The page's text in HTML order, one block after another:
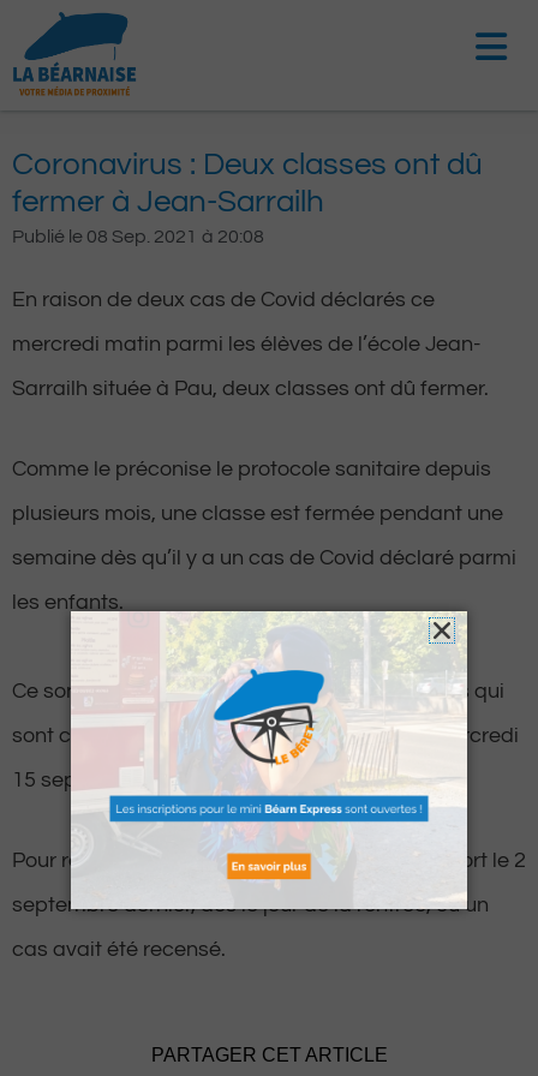
contenu
Coronavirus : Deux classes ont dû
fermer à Jean-Sarrailh
Publié le 08 Sep. 2021 à 20:08
En raison de deux cas de Covid déclarés ce
mercredi matin parmi les élèves de l’école Jean-
Sarrailh située à Pau, deux classes ont dû fermer.
Comme le préconise le protocole sanitaire depuis
plusieurs mois, une classe est fermée pendant une
semaine dès qu’il y a un cas de Covid déclaré parmi
les enfants.
Ce sont donc une bonne quarantaine d’écoliers qui
sont contraints de rester chez eux jusqu’au mercredi
15 septembre prochain.
Pour rappel, les Lilas ont eu le droit au même sort le 2
septembre dernier, dès le jour de la rentrée, où un
cas avait été recensé.
PARTAGER CET ARTICLE